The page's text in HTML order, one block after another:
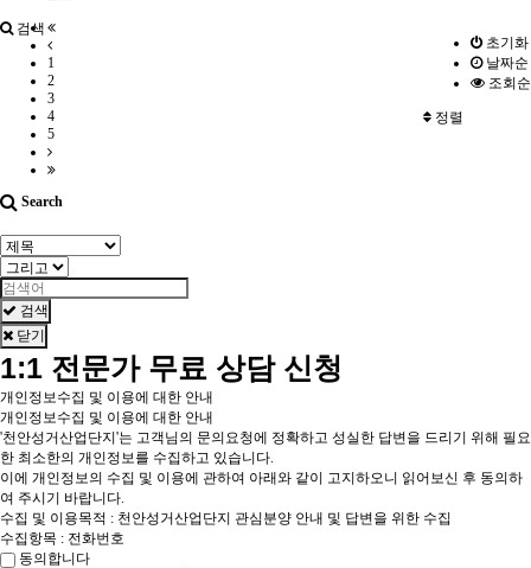
초기화
날짜순
조회순
정렬
검색
1
2
3
4
5
Search
검색
닫기
1:1 전문가 무료 상담 신청
개인정보수집 및 이용에 대한 안내
개인정보수집 및 이용에 대한 안내
'천안성거산업단지'는 고객님의 문의요청에 정확하고 성실한 답변을 드리기 위해 필요
한 최소한의 개인정보를 수집하고 있습니다.
이에 개인정보의 수집 및 이용에 관하여 아래와 같이 고지하오니 읽어보신 후 동의하
여 주시기 바랍니다.
수집 및 이용목적 : 천안성거산업단지 관심분양 안내 및 답변을 위한 수집
수집항목 : 전화번호
동의합니다